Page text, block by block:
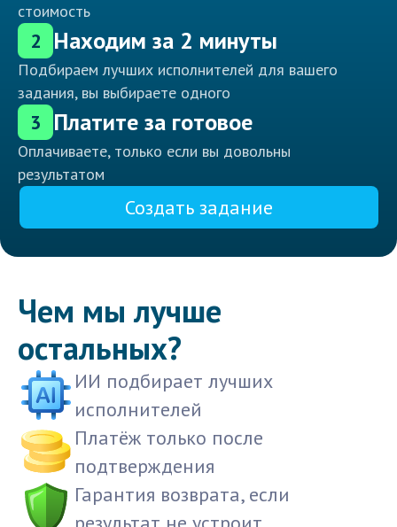
стоимость
2 Находим за 2 минуты
Подбираем лучших исполнителей для вашего
задания, вы выбираете одного
3 Платите за готовое
Оплачиваете, только если вы довольны
результатом
Создать задание
Чем мы лучше
остальных?
ИИ подбирает лучших
исполнителей
Платёж только после
подтверждения
Гарантия возврата, если